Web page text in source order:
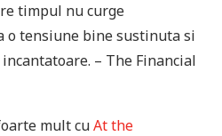
timpul nu curge
o tensiune bine sustinuta si
– The Financial
mult cuAt the